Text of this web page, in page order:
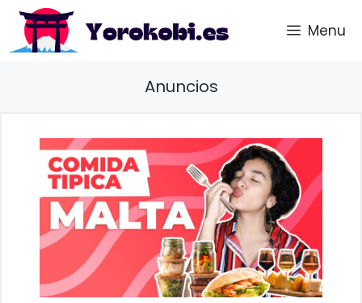
Saltar
contenido
Menu
Anuncios